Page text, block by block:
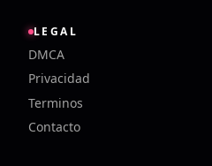
LEGAL
DMCA
Privacidad
Terminos
Contacto